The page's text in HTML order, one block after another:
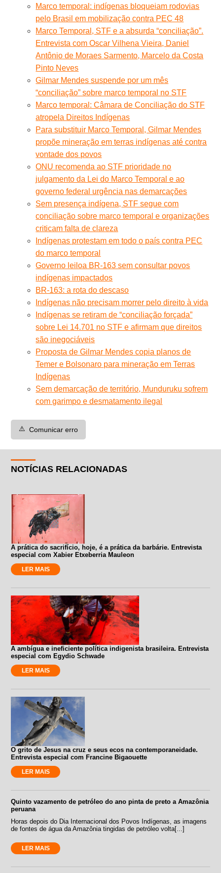
Marco temporal: indígenas bloqueiam rodovias
pelo Brasil em mobilização contra PEC 48
Marco Temporal, STF e a absurda “conciliação”.
Entrevista com Oscar Vilhena Vieira, Daniel
Antônio de Moraes Sarmento, Marcelo da Costa
Pinto Neves
Gilmar Mendes suspende por um mês
“conciliação” sobre marco temporal no STF
Marco temporal: Câmara de Conciliação do STF
atropela Direitos Indígenas
Para substituir Marco Temporal, Gilmar Mendes
propõe mineração em terras indígenas até contra
vontade dos povos
ONU recomenda ao STF prioridade no
julgamento da Lei do Marco Temporal e ao
governo federal urgência nas demarcações
Sem presença indígena, STF segue com
conciliação sobre marco temporal e organizações
criticam falta de clareza
Indígenas protestam em todo o país contra PEC
do marco temporal
Governo leiloa BR-163 sem consultar povos
indígenas impactados
BR-163: a rota do descaso
Indígenas não precisam morrer pelo direito à vida
Indígenas se retiram de “conciliação forçada”
sobre Lei 14.701 no STF e afirmam que direitos
são inegociáveis
Proposta de Gilmar Mendes copia planos de
Temer e Bolsonaro para mineração em Terras
Indígenas
Sem demarcação de território, Munduruku sofrem
com garimpo e desmatamento ilegal
⚠️ Comunicar erro
NOTÍCIAS RELACIONADAS
A prática do sacrifício, hoje, é a prática da barbárie. Entrevista
especial com Xabier Etxeberria Mauleon
LER MAIS
A ambígua e ineficiente política indigenista brasileira. Entrevista
especial com Egydio Schwade
LER MAIS
O grito de Jesus na cruz e seus ecos na contemporaneidade.
Entrevista especial com Francine Bigaouette
LER MAIS
Quinto vazamento de petróleo do ano pinta de preto a Amazônia
peruana
Horas depois do Dia Internacional dos Povos Indígenas, as imagens
de fontes de água da Amazônia tingidas de petróleo volta[...]
LER MAIS